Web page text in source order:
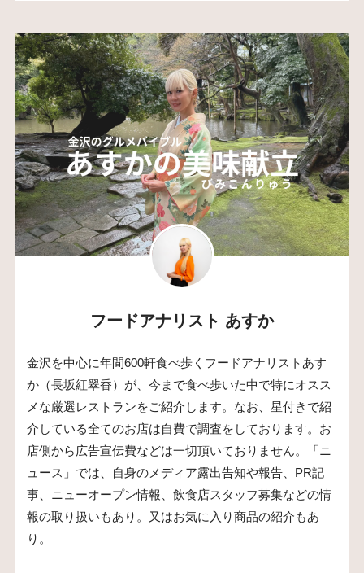
フードアナリスト あすか
金沢を中心に年間600軒食べ歩くフードアナリストあす
か（長坂紅翠香）が、今まで食べ歩いた中で特にオスス
メな厳選レストランをご紹介します。なお、星付きで紹
介している全てのお店は自費で調査をしております。お
店側から広告宣伝費などは一切頂いておりません。「ニ
ュース」では、自身のメディア露出告知や報告、PR記
事、ニューオープン情報、飲食店スタッフ募集などの情
報の取り扱いもあり。又はお気に入り商品の紹介もあ
り。